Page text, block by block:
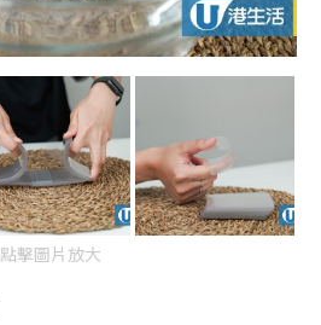
點擊圖片放大